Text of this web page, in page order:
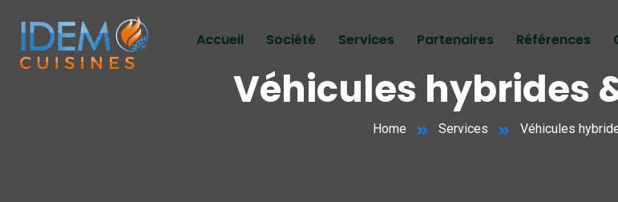
Accueil Société Services Partenaires Références
Véhicules hybrides
Home Services Véhicules